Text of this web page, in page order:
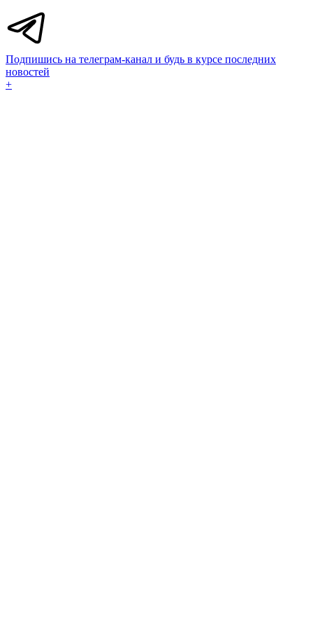
Подпишись на телеграм-канал и будь в курсе последних
новостей
+